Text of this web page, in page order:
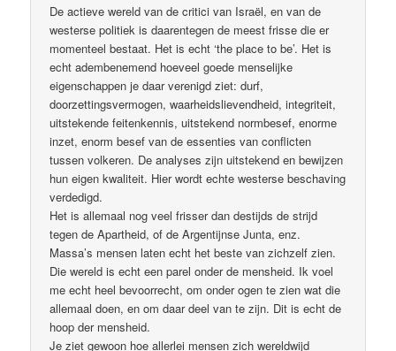
De actieve wereld van de critici van Israël, en van de
westerse politiek is daarentegen de meest frisse die er
momenteel bestaat. Het is echt ‘the place to be’. Het is
echt adembenemend hoeveel goede menselijke
eigenschappen je daar verenigd ziet: durf,
doorzettingsvermogen, waarheidslievendheid, integriteit,
uitstekende feitenkennis, uitstekend normbesef, enorme
inzet, enorm besef van de essenties van conflicten
tussen volkeren. De analyses zijn uitstekend en bewijzen
hun eigen kwaliteit. Hier wordt echte westerse beschaving
verdedigd.
Het is allemaal nog veel frisser dan destijds de strijd
tegen de Apartheid, of de Argentijnse Junta, enz.
Massa’s mensen laten echt het beste van zichzelf zien.
Die wereld is echt een parel onder de mensheid. Ik voel
me echt heel bevoorrecht, om onder ogen te zien wat die
allemaal doen, en om daar deel van te zijn. Dit is echt de
hoop der mensheid.
Je ziet gewoon hoe allerlei mensen zich wereldwijd